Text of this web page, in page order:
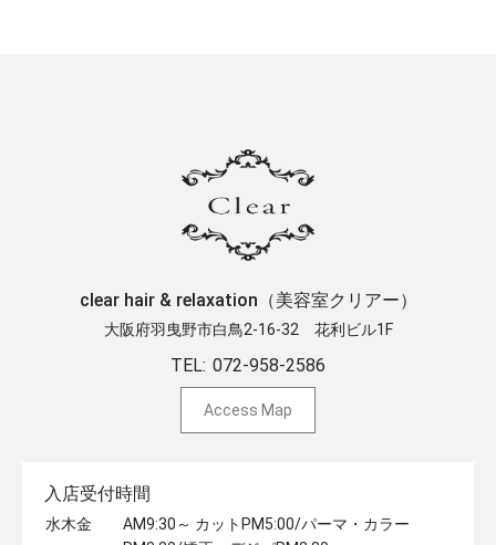
clear hair & relaxation（美容室クリアー）
大阪府羽曳野市白鳥2-16-32 ​花利ビル1F
TEL: 072-958-2586
Access Map
入店受付時間
水木金
AM9:30～ カットPM5:00/パーマ・カラー